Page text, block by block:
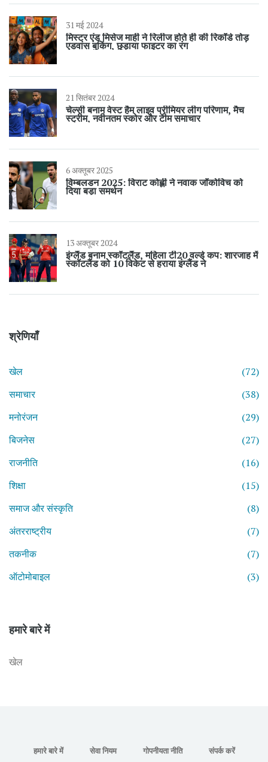
31 मई 2024
मिस्टर एंड मिसेज माही ने रिलीज होते ही की रिकॉर्ड तोड़
एडवांस बुकिंग, छुड़ाया फाइटर का रंग
21 सितंबर 2024
चेल्सी बनाम वेस्ट हैम लाइव प्रीमियर लीग परिणाम, मैच
स्ट्रीम, नवीनतम स्कोर और टीम समाचार
6 अक्तूबर 2025
विम्बलडन 2025: विराट कोह्ली ने नवाक जॉकोविच को
दिया बड़ा समर्थन
13 अक्तूबर 2024
इंग्लैंड बनाम स्कॉटलैंड, महिला टी20 वर्ल्ड कप: शारजाह में
स्कॉटलैंड को 10 विकेट से हराया इंग्लैंड ने
श्रेणियाँ
खेल
(72)
समाचार
(38)
मनोरंजन
(29)
बिजनेस
(27)
राजनीति
(16)
शिक्षा
(15)
समाज और संस्कृति
(8)
अंतरराष्ट्रीय
(7)
तकनीक
(7)
ऑटोमोबाइल
(3)
हमारे बारे में
खेल
हमारे बारे में सेवा नियम गोपनीयता नीति संपर्क करें